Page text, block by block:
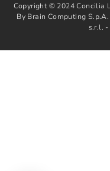
Copyright © 2024 Concilia
By Brain Computing
s.r.l.